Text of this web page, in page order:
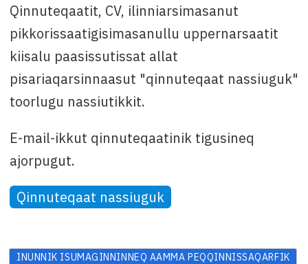
Qinnuteqaatit, CV, ilinniarsimasanut
pikkorissaatigisimasanullu uppernarsaatit
kiisalu paasissutissat allat
pisariaqarsinnaasut "qinnuteqaat nassiuguk"
toorlugu nassiutikkit.
E-mail-ikkut qinnuteqaatinik tigusineq
ajorpugut.
Qinnuteqaat nassiuguk
INUNNIK ISUMAGINNINNEQ AAMMA PEQQINNISSAQARFIK